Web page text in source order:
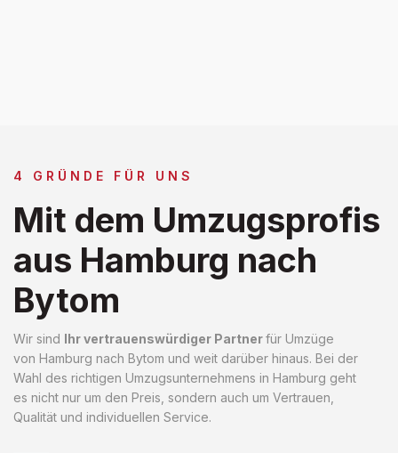
4 GRÜNDE FÜR UNS
Mit dem Umzugsprofis
aus Hamburg nach
Bytom
Wir sind Ihr vertrauenswürdiger Partnerfür Umzüge
von Hamburg nach Bytom und weit darüber hinaus. Bei der
Wahl des richtigen Umzugsunternehmens in Hamburg geht
es nicht nur um den Preis, sondern auch um Vertrauen,
Qualität und individuellen Service.